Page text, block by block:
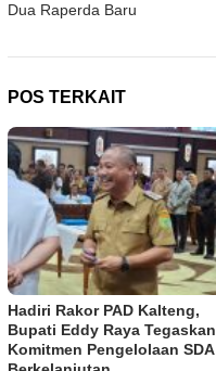
Dua Raperda Baru
POS TERKAIT
Hadiri Rakor PAD Kalteng,
Bupati Eddy Raya Tegaskan
Komitmen Pengelolaan SDA